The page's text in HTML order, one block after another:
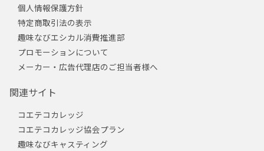
個人情報保護方針
特定商取引法の表示
趣味なびエシカル消費推進部
プロモーションについて
メーカー・広告代理店のご担当者様へ
関連サイト
コエテコカレッジ
コエテコカレッジ協会プラン
趣味なびキャスティング